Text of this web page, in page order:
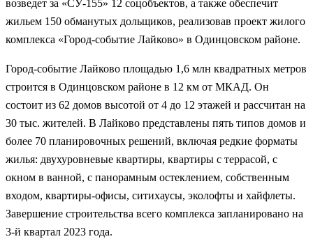
возведет за «СУ-155» 12 соцобъектов, а также обеспечит
жильем 150 обманутых дольщиков, реализовав проект жилого
комплекса «Город-событие Лайково» в Одинцовском районе.
Город-событие Лайково площадью 1,6 млн квадратных метров
строится в Одинцовском районе в 12 км от МКАД. Он
состоит из 62 домов высотой от 4 до 12 этажей и рассчитан на
30 тыс. жителей. В Лайково представлены пять типов домов и
более 70 планировочных решений, включая редкие форматы
жилья: двухуровневые квартиры, квартиры с террасой, с
окном в ванной, с панорамным остеклением, собственным
входом, квартиры-офисы, ситихаусы, эколофты и хайфлеты.
Завершение строительства всего комплекса запланировано на
3-й квартал 2023 года.